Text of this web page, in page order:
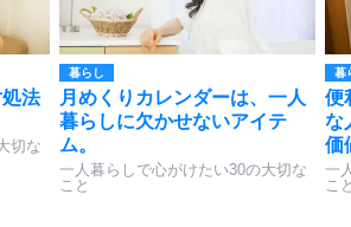
法
切な
暮らし
月めくりカレンダーは、一人
暮らしに欠かせないアイテ
ム。
一人暮らしで心がけたい30の大切な
こと
暮
便
な
価
一
こと